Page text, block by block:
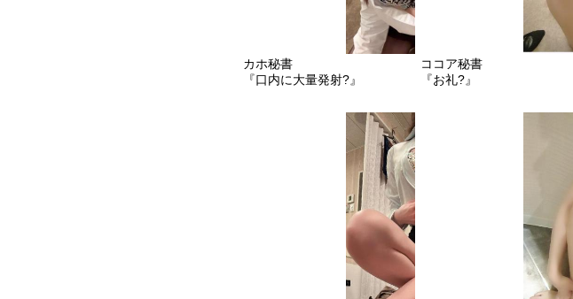
カホ秘書
『口内に大量発射?』
ココア秘書
『お礼?』